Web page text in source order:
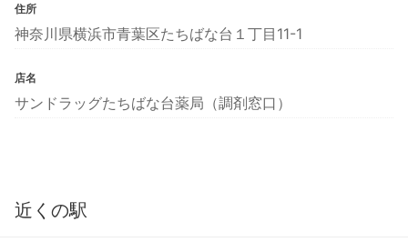
住所
神奈川県横浜市青葉区たちばな台１丁目11-1
店名
サンドラッグたちばな台薬局（調剤窓口）
近くの駅